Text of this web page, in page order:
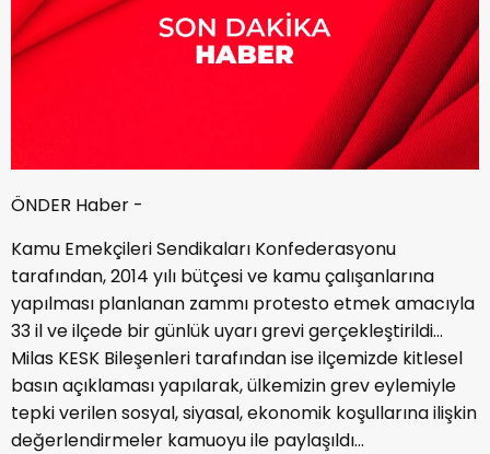
ÖNDER Haber -
Kamu Emekçileri Sendikaları Konfederasyonu
tarafından, 2014 yılı bütçesi ve kamu çalışanlarına
yapılması planlanan zammı protesto etmek amacıyla
33 il ve ilçede bir günlük uyarı grevi gerçekleştirildi…
Milas KESK Bileşenleri tarafından ise ilçemizde kitlesel
basın açıklaması yapılarak, ülkemizin grev eylemiyle
tepki verilen sosyal, siyasal, ekonomik koşullarına ilişkin
değerlendirmeler kamuoyu ile paylaşıldı…